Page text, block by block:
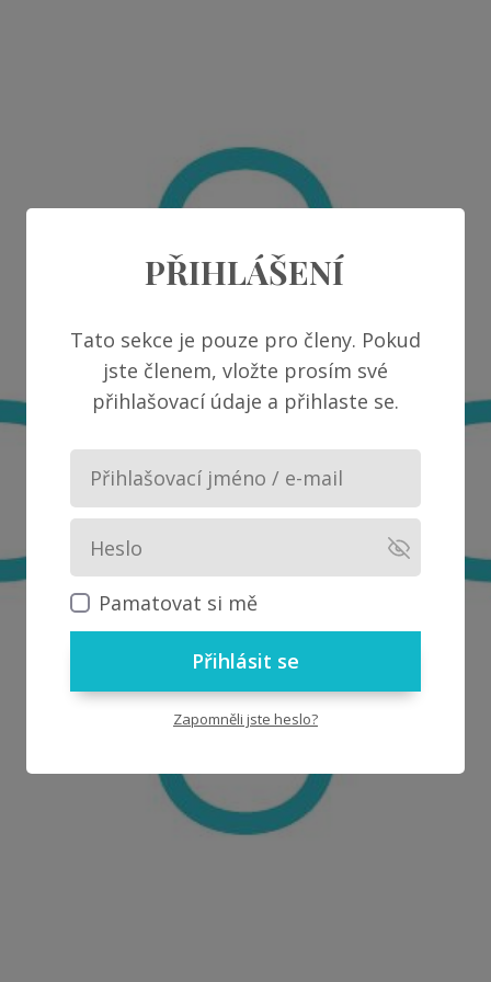
PŘIHLÁŠENÍ
Tato sekce je pouze pro členy. Pokud
jste členem, vložte prosím své
přihlašovací údaje a přihlaste se.
Pamatovat si mě
Přihlásit se
Zapomněli jste heslo?